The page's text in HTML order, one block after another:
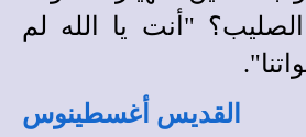
الصليب؟ "أنت يا الله لم
القديس أغسطينوس